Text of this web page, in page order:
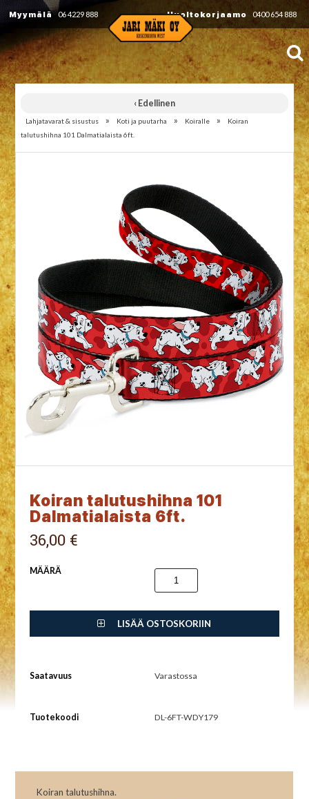
Myymälä 06 4229 888 Huoltokorjaamo 0400 654 888
‹ Edellinen
Lahjatavarat & sisustus » Koti ja puutarha » Koiralle »
Koiran
talutushihna 101 Dalmatialaista 6ft.
Koiran talutushihna 101
Dalmatialaista 6ft.
36,00 €
MÄÄRÄ
LISÄÄ OSTOSKORIIN
Saatavuus Varastossa
Tuotekoodi DL-6FT-WDY179
Koiran talutushihna.